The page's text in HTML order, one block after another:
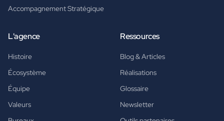
Accompagnement Stratégique
L'agence
Histoire
Écosystème
Équipe
Valeurs
Ressources
Blog & Articles
Réalisations
Glossaire
Newsletter